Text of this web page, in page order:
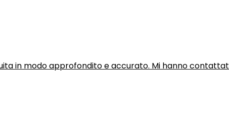
in modo approfondito e accurato. Mi hanno